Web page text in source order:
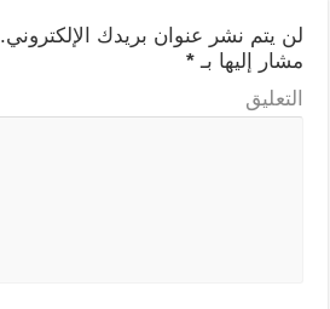
لن يتم نشر عنوان بريدك الإلكتروني.
مشار إليها بـ*
التعليق